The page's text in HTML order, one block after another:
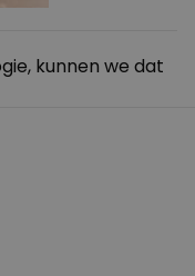
kunnen we dat